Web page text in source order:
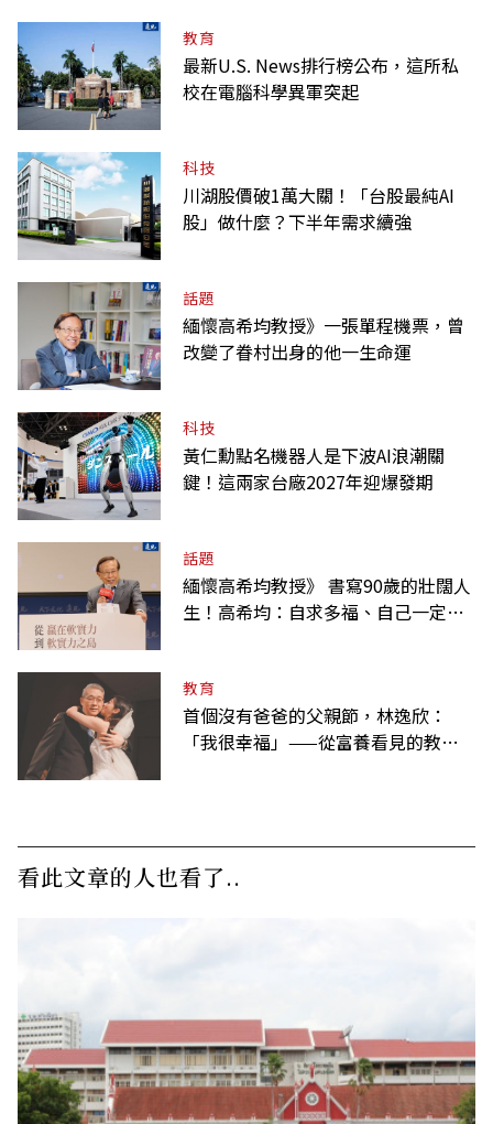
教育
最新U.S. News排行榜公布，這所私
校在電腦科學異軍突起
科技
川湖股價破1萬大關！「台股最純AI
股」做什麼？下半年需求續強
話題
緬懷高希均教授》一張單程機票，曾
改變了眷村出身的他一生命運
科技
黃仁勳點名機器人是下波AI浪潮關
鍵！這兩家台廠2027年迎爆發期
話題
緬懷高希均教授》 書寫90歲的壯闊人
生！高希均：自求多福、自己一定要
教育
首個沒有爸爸的父親節，林逸欣：
「我很幸福」——從富養看見的教養
看此文章的人也看了..